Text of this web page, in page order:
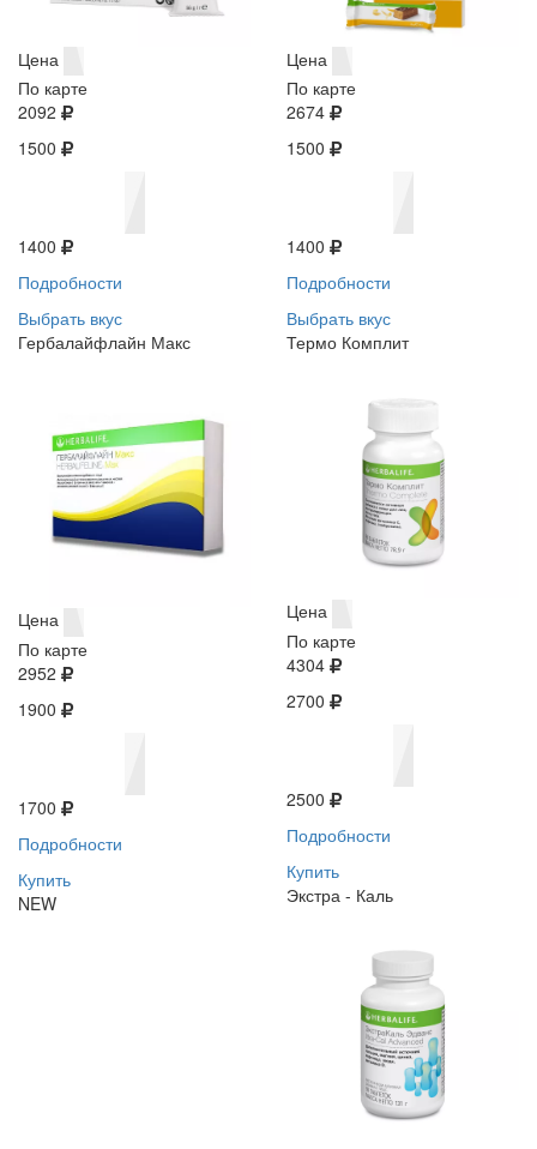
Цена
По карте
2092
1500
1400
Подробности
Выбрать вкус
Цена
По карте
2674
1500
1400
Подробности
Выбрать вкус
Гербалайфлайн Макс
Цена
По карте
2952
1900
1700
Подробности
Купить
NEW
Термо Комплит
Цена
По карте
4304
2700
2500
Подробности
Купить
Экстра - Каль